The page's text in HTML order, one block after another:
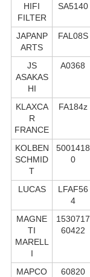
HIFI
FILTER
SA5140
JAPANP
ARTS
FAL08S
JS
ASAKAS
HI
A0368
KLAXCA
R
FRANCE
FA184z
KOLBEN
SCHMID
T
5001418
0
LUCAS
LFAF56
4
MAGNE
TI
MARELL
I
1530717
60422
MAPCO 60820